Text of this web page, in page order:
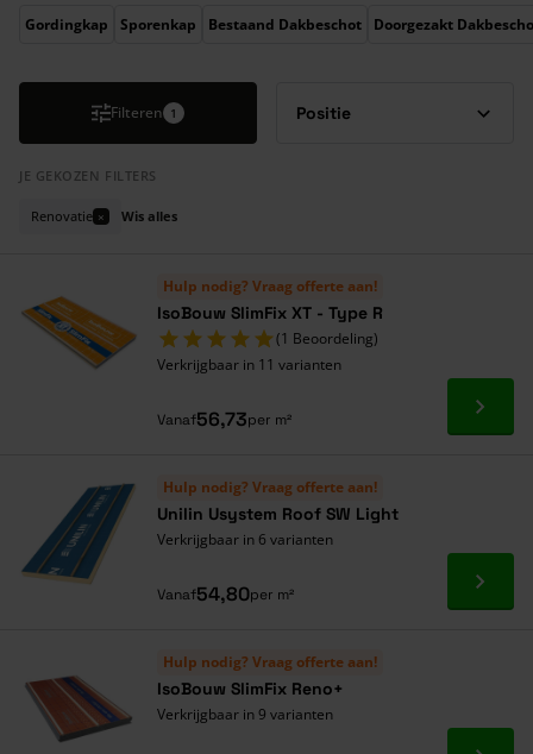
Druk om carrousel over te slaan
Gordingkap Sporenkap Bestaand Dakbeschot Doorgezakt
Filteren 1
JE GEKOZEN FILTERS
Renovatie × Wis alles
Hulp nodig? Vraag offerte aan!
IsoBouw SlimFix XT - Type R
(1 Beoordeling)
Verkrijgbaar in 11 varianten
Vanaf56,73per m² Ga
Hulp nodig? Vraag offerte aan!
Unilin Usystem Roof SW Light
Verkrijgbaar in 6 varianten
Vanaf54,80per m² Ga
Hulp nodig? Vraag offerte aan!
IsoBouw SlimFix Reno+
Verkrijgbaar in 9 varianten